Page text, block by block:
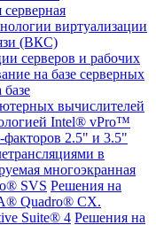
серверная
виртуализации
(ВКС)
серверов и рабочих
на базе серверных
вычислителей
Intel® vPro™
факторов 2.5" и 3.5"
в
многоэкранная
SVS Решения на
Quadro® CX.
Suite® 4 Решения на